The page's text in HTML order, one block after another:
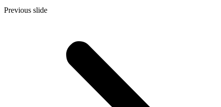
Previous slide